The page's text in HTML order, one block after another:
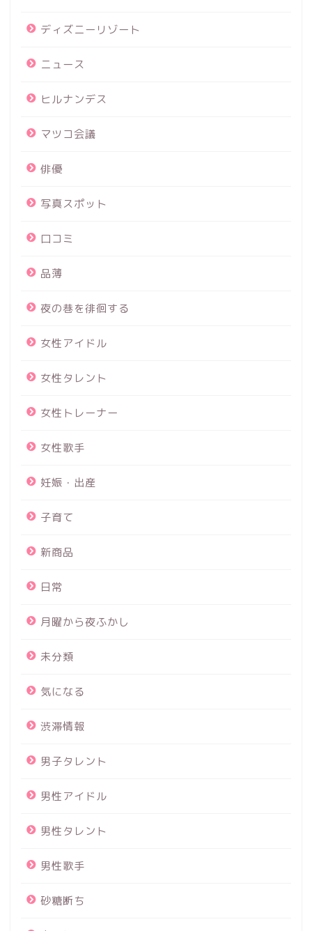
ディズニーリゾート
ニュース
ヒルナンデス
マツコ会議
俳優
写真スポット
口コミ
品薄
夜の巷を徘徊する
女性アイドル
女性タレント
女性トレーナー
女性歌手
妊娠・出産
子育て
新商品
日常
月曜から夜ふかし
未分類
気になる
渋滞情報
男子タレント
男性アイドル
男性タレント
男性歌手
砂糖断ち